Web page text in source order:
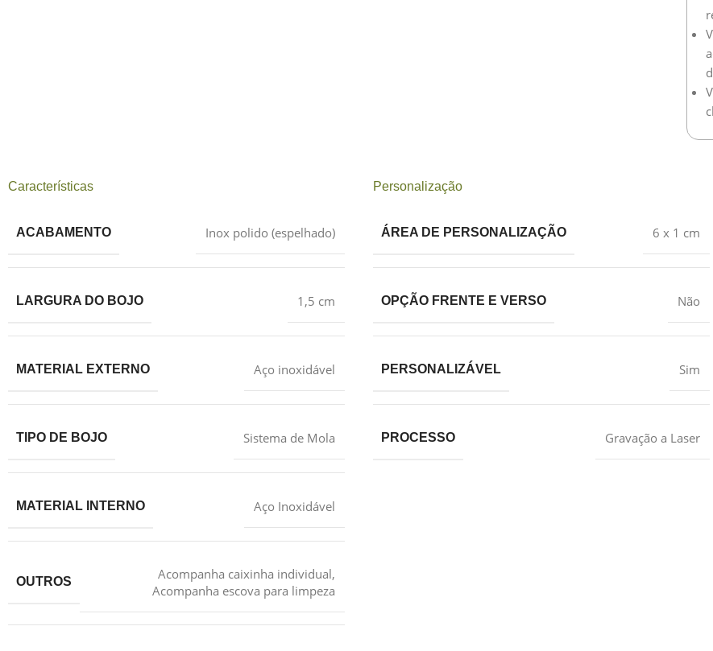
Características
ACABAMENTO Inox polido (espelhado)
LARGURA DO BOJO 1,5 cm
MATERIAL EXTERNO Aço inoxidável
TIPO DE BOJO Sistema de Mola
MATERIAL INTERNO Aço Inoxidável
OUTROS Acompanha caixinha individual,
Acompanha escova para limpeza
Personalização
ÁREA DE PERSONALIZAÇÃO 6 x 1 cm
OPÇÃO FRENTE E VERSO Não
PERSONALIZÁVEL Sim
PROCESSO Gravação a Laser